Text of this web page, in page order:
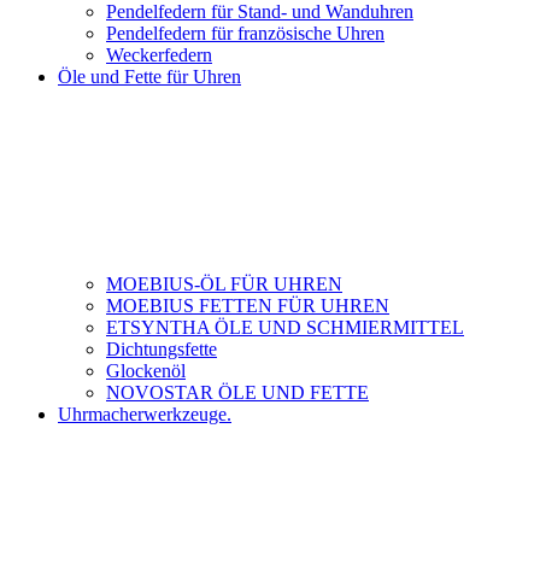
Pendelfedern für Stand- und Wanduhren
Pendelfedern für französische Uhren
Weckerfedern
Öle und Fette für Uhren
MOEBIUS-ÖL FÜR UHREN
MOEBIUS FETTEN FÜR UHREN
ETSYNTHA ÖLE UND SCHMIERMITTEL
Dichtungsfette
Glockenöl
NOVOSTAR ÖLE UND FETTE
Uhrmacherwerkzeuge.